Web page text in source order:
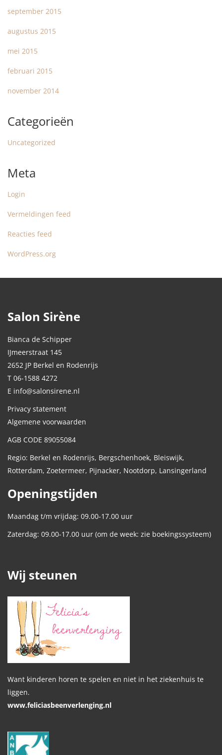
september 2015
augustus 2015
mei 2015
februari 2015
november 2014
Categorieën
Uncategorized
Meta
Login
Vermeldingen feed
Reacties feed
WordPress.org
Salon Sirène
Bianca de Schipper
IJmeerstraat 145
2652 JP Berkel en Rodenrijs
T 06-1588 4272
E info@salonsirene.nl
Privacy statement
Algemene voorwaarden
AGB CODE 89055084
Regio: Berkel en Rodenrijs, Bergschenhoek, Bleiswijk,
Rotterdam, Zoetermeer, Pijnacker, Nootdorp, Lansingerland
Openingstijden
Maandag t/m vrijdag: 09.00-17.00 uur
Zaterdag: 09.00-17.00 uur (om de week: zie boekingssysteem)
Wij steunen
Want kinderen horen te spelen en niet in het ziekenhuis te
liggen.
www.feliciasbeenverlenging.nl